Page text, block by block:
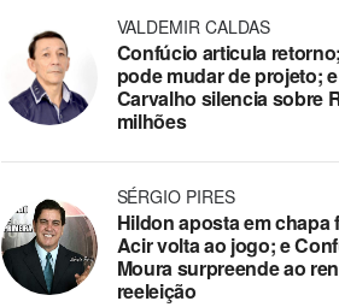
VALDEMIR CALDAS
Confúcio articula
pode mudar de projeto;
Carvalho silencia sobre
milhões
SÉRGIO PIRES
Hildon aposta em chapa
Acir volta ao jogo; e
Moura surpreende ao
reeleição